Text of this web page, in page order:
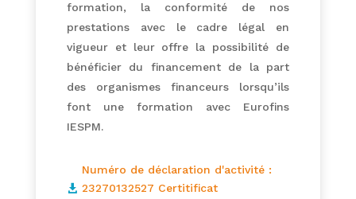
formation, la conformité de nos
prestations avec le cadre légal en
vigueur et leur offre la possibilité de
bénéficier du financement de la part
des organismes financeurs lorsqu’ils
font une formation avec Eurofins
IESPM.

Numéro de déclaration d'activité :
23270132527 Certitificat